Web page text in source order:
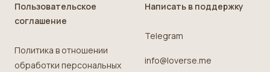
Пользовательское
соглашение
Политика в отношении
обработки персональных
Написать в поддержку
Telegram
info@loverse.me